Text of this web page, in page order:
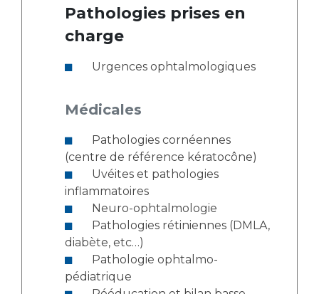
Pathologies prises en
charge
Urgences ophtalmologiques
Médicales
(centre de référence kératocône)
inflammatoires
Neuro-ophtalmologie
diabète, etc…)
pédiatrique